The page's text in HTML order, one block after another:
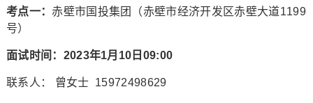
考点一：赤壁市国投集团（赤壁市经济开发区赤壁大道1199
号）
面试时间：2023年1月10日09:00
联系人： 曾女士 15972498629